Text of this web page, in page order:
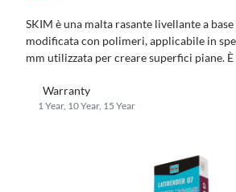
SKIM è una malta rasante livellante a
modificata con polimeri, applicabile in
mm utilizzata per creare superfici piane.
e CT C25 – F4 A1 fl secondo la EN 13813.
Warranty
1 Year, 10 Year, 15 Year